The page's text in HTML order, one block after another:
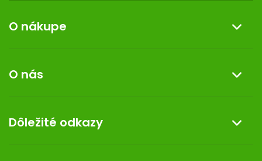
O nákupe
Reklamácia a vrátenie tovaru
Doprava a platba
Darček k nákupu
O nás
Kontakt
Dermocentrum
Dôležité odkazy